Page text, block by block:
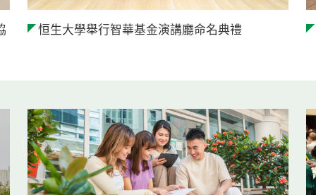
恒生大學舉行智華基金演講廳命名典禮